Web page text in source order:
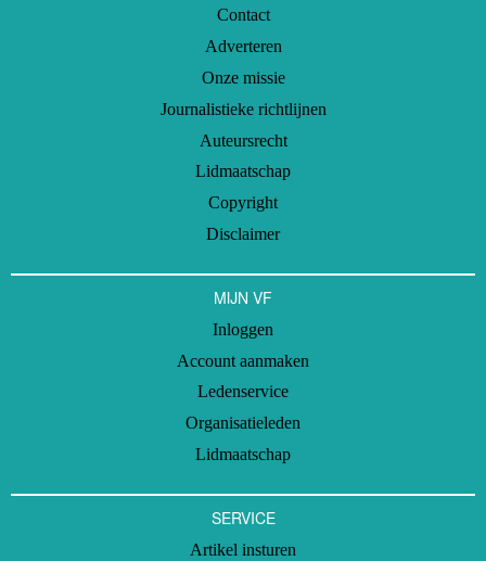
Contact
Adverteren
Onze missie
Journalistieke richtlijnen
Auteursrecht
Lidmaatschap
Copyright
Disclaimer
MIJN VF
Inloggen
Account aanmaken
Ledenservice
Organisatieleden
Lidmaatschap
SERVICE
Artikel insturen